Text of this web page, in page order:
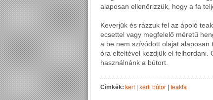
alaposan ellenőrizzük, hogy a fa
Keverjük és rázzuk fel az ápoló
ecsettel vagy megfelelő méretű
a be nem szívódott olajat
óra elteltével kezdjük el felhordani.
használnánk a bútort.
Címkék: kert| kerti bútor teakfa